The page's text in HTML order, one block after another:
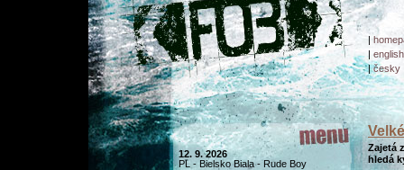
|
| english
|česky
12. 9. 2026
PL - Bielsko Biala - Rude Boy
Zajetá
hledá